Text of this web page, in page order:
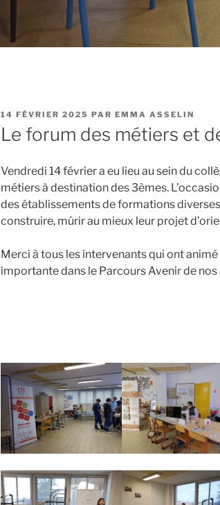
PUBLIÉ
LE
14 FÉVRIER 2025 PAR EMMA ASSELIN
Le forum des métiers et
Vendredi 14 février a eu lieu au sein du
métiers à destination des 3èmes.
des établissements de formations
construire, mûrir au mieux leur projet
Merci à tous les intervenants qui ont
importante dans le Parcours Avenir de nos